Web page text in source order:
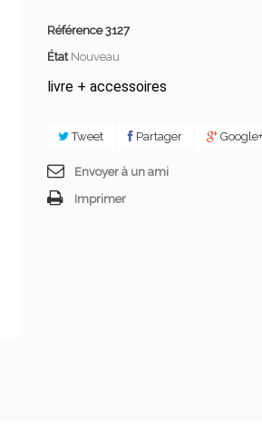
Référence 3127
État Nouveau
livre + accessoires
Tweet Partager Google+
Envoyer à un ami
Imprimer